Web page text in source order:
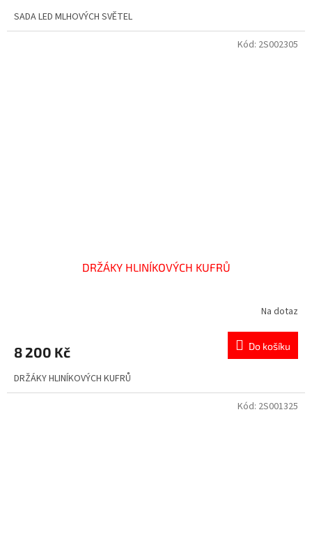
SADA LED MLHOVÝCH SVĚTEL
DRŽÁKY HLINÍKOVÝCH KUFRŮ
Na dotaz
8 200 Kč Do košíku
DRŽÁKY HLINÍKOVÝCH KUFRŮ
Kód: 2S002305
Kód: 2S001325